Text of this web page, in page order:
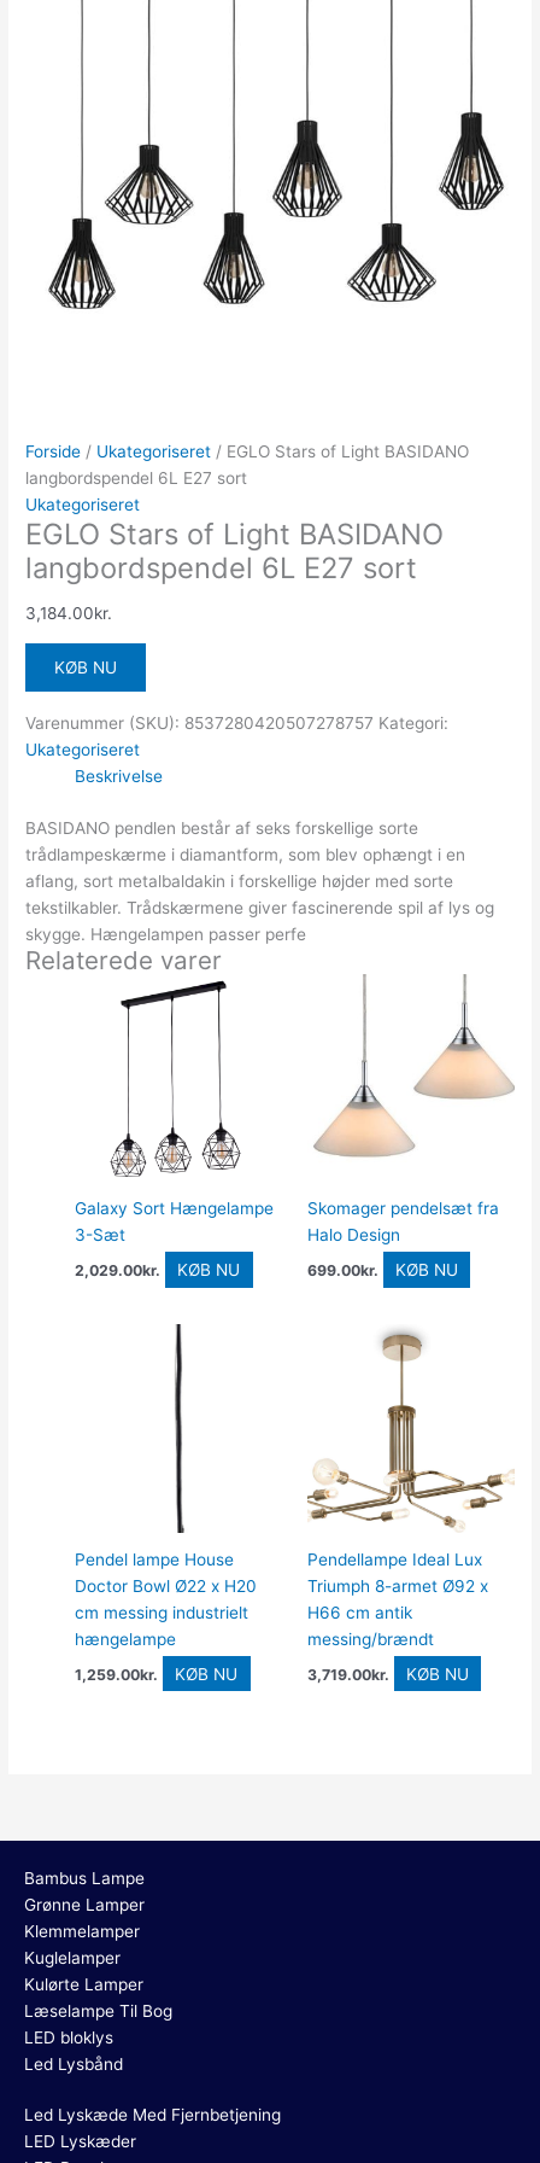
Forside / Ukategoriseret / EGLO Stars of Light BASIDANO
langbordspendel 6L E27 sort
Ukategoriseret
EGLO Stars of Light BASIDANO
langbordspendel 6L E27 sort
3,184.00kr.
KØB NU
Varenummer (SKU): 8537280420507278757 Kategori:
Ukategoriseret
Beskrivelse
BASIDANO pendlen består af seks forskellige sorte
trådlampeskærme i diamantform, som blev ophængt i en
aflang, sort metalbaldakin i forskellige højder med sorte
tekstilkabler. Trådskærmene giver fascinerende spil af lys og
skygge. Hængelampen passer perfe
Relaterede varer
Galaxy Sort Hængelampe
3-Sæt
2,029.00kr. KØB NU
Skomager pendelsæt fra
Halo Design
699.00kr. KØB NU
Pendel lampe House
Doctor Bowl Ø22 x H20
cm messing industrielt
hængelampe
1,259.00kr. KØB NU
Pendellampe Ideal Lux
Triumph 8-armet Ø92 x
H66 cm antik
messing/brændt
3,719.00kr. KØB NU
Bambus Lampe
Grønne Lamper
Klemmelamper
Kuglelamper
Kulørte Lamper
Læselampe Til Bog
LED bloklys
Led Lysbånd
Led Lyskæde Med Fjernbetjening
LED Lyskæder